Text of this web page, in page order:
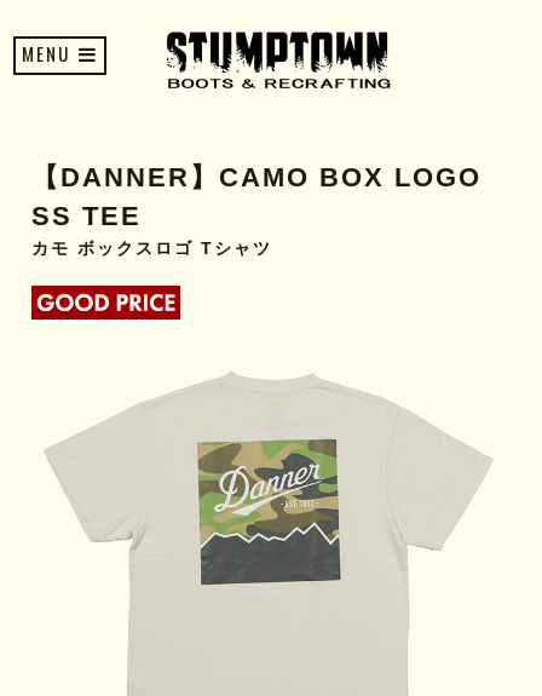
MENU
【DANNER】CAMO BOX LOGO
SS TEE
カモ ボックスロゴ Tシャツ